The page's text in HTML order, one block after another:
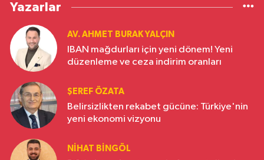
Yazarlar
AV. AHMET BURAK YALÇIN
IBAN mağdurları için yeni dönem! Yeni
düzenleme ve ceza indirim oranları
ŞEREF ÖZATA
Belirsizlikten rekabet gücüne: Türkiye'nin
yeni ekonomi vizyonu
NIHAT BINGÖL